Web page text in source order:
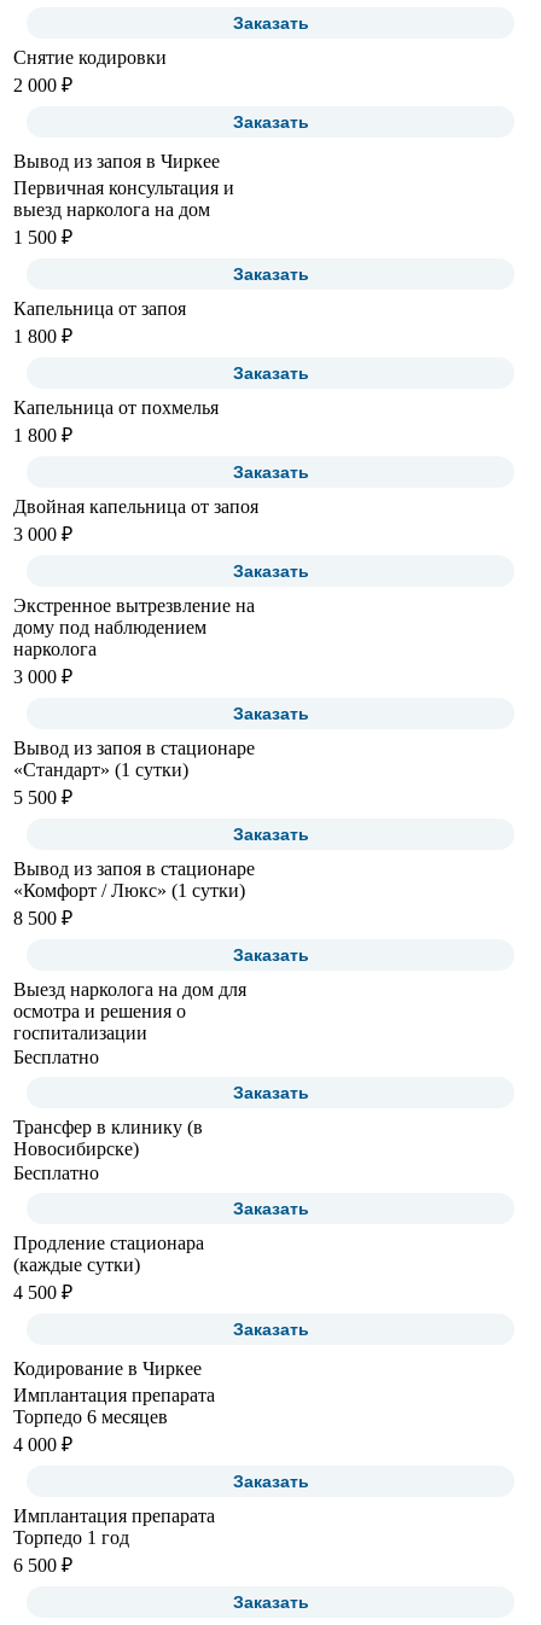
Заказать
Снятие кодировки
2 000 ₽
Заказать
Вывод из запоя в Чиркее
Первичная консультация и
выезд нарколога на дом
1 500 ₽
Заказать
Капельница от запоя
1 800 ₽
Заказать
Капельница от похмелья
1 800 ₽
Заказать
Двойная капельница от запоя
3 000 ₽
Заказать
Экстренное вытрезвление на
дому под наблюдением
нарколога
3 000 ₽
Заказать
Вывод из запоя в стационаре
«Стандарт» (1 сутки)
5 500 ₽
Заказать
Вывод из запоя в стационаре
«Комфорт / Люкс» (1 сутки)
8 500 ₽
Заказать
Выезд нарколога на дом для
осмотра и решения о
госпитализации
Бесплатно
Заказать
Трансфер в клинику (в
Новосибирске)
Бесплатно
Заказать
Продление стационара
(каждые сутки)
4 500 ₽
Заказать
Кодирование в Чиркее
Имплантация препарата
Торпедо 6 месяцев
4 000 ₽
Заказать
Имплантация препарата
Торпедо 1 год
6 500 ₽
Заказать